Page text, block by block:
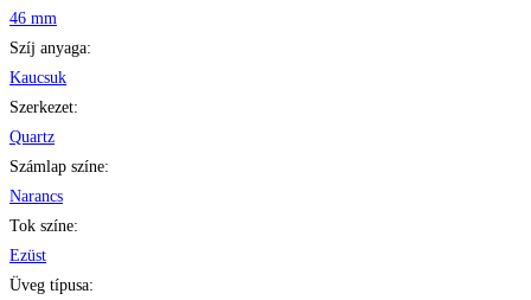
46 mm
Szíj anyaga:
Kaucsuk
Szerkezet:
Quartz
Számlap színe:
Narancs
Tok színe:
Ezüst
Üveg típusa: